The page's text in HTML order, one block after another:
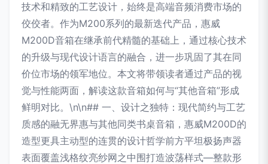
技术和精致的工艺设计，始终是高端音频消费市场的
佼佼者。作为M200系列的最新迭代产品，惠威
M200D音箱在继承前代精髓的基础上，通过核心技术
的升级与现代设计语言的融合，进一步巩固了其在同
价位市场的领军地位。本文将带领读者通过产品的视
觉与性能两面，解读这款音箱如何与“其他音箱”形成
鲜明对比。\n\n## 一、设计之独特：现代简约与工艺
质感的融无界惠与其他同类书桌音箱，惠威M200D的
造型更具主动型的连贯的设计哲学前方平坦极扬声器
表面覆盖浅格纹亮纱网之中围打造波荡样式—整款形